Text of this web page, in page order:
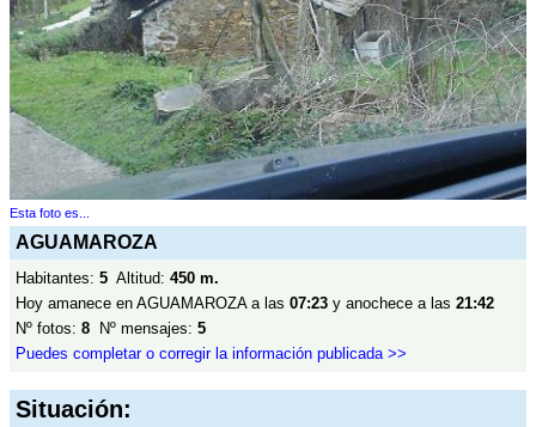
Esta foto es...
AGUAMAROZA
Habitantes: 5 Altitud: 450 m.
Hoy amanece en AGUAMAROZA a las 07:23 y anochece a las 21:42
Nº fotos: 8 Nº mensajes: 5
Puedes completar o corregir la información publicada >>
Situación: